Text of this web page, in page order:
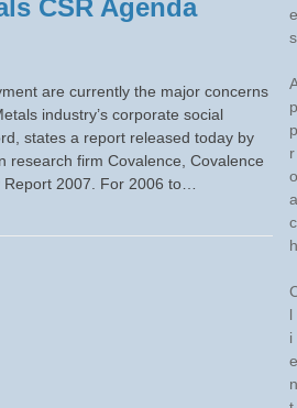
CSR Agenda
are currently the major concerns
industry’s corporate social
states a report released today by
research firm Covalence, Covalence
2007. For 2006 to…
e
s
p
p
r
o
a
c
h
l
i
e
n